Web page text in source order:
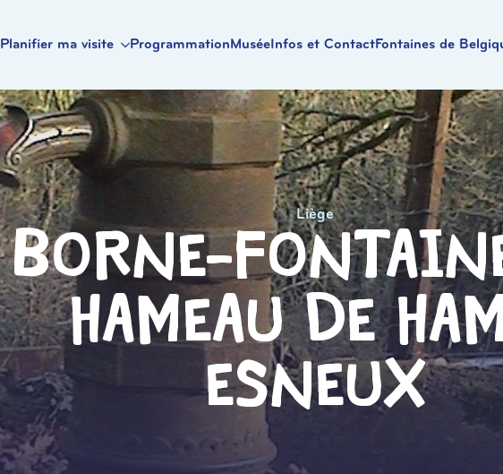
Planifier ma visite ProgrammationMuséeInfos et ContactFontaines de
Liège
Borne-
Hameau de
Esneux